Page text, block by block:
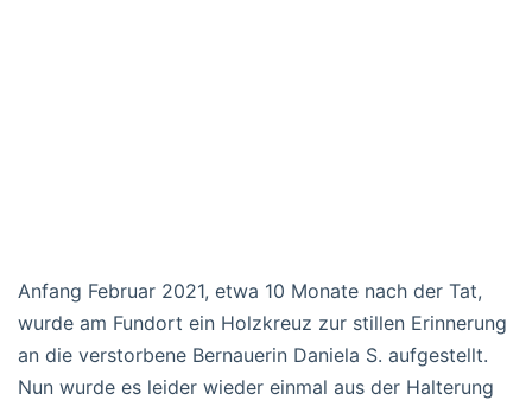
Anfang Februar 2021, etwa 10 Monate nach der Tat,
wurde am Fundort ein Holzkreuz zur stillen Erinnerung
an die verstorbene Bernauerin Daniela S. aufgestellt.
Nun wurde es leider wieder einmal aus der Halterung